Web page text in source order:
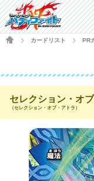
HOME
カードリスト PR
セレクション・オ
（セレクション・オブ・アトラ）